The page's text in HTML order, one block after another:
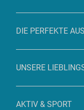
DIE PERFEKTE
UNSERE
AKTIV & SPORT